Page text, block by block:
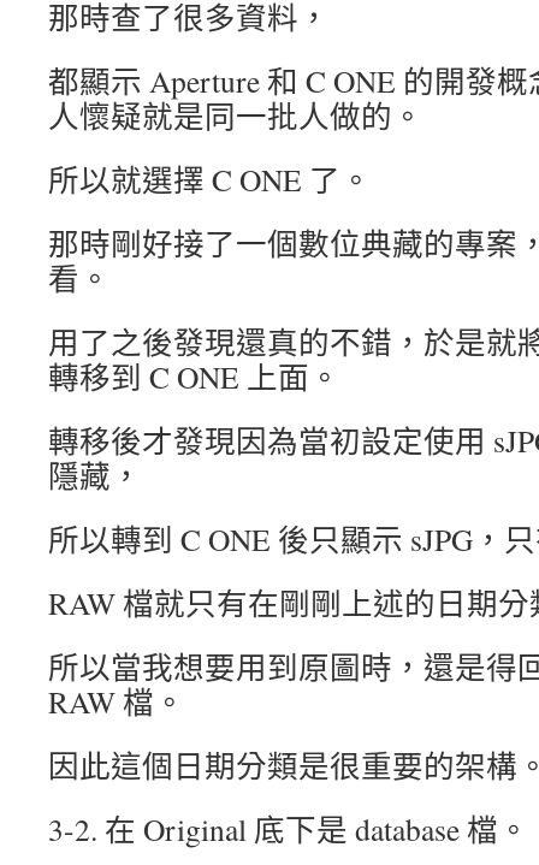
那時查了很多資料，
都顯示 Aperture 和 C ONE 的開發
人懷疑就是同一批人做的。
所以就選擇 C ONE 了。
那時剛好接了一個數位典藏的專案
看。
用了之後發現還真的不錯，於是就
轉移到 C ONE 上面。
轉移後才發現因為當初設定使用
隱藏，
所以轉到 C ONE 後只顯示 sJPG，
RAW 檔就只有在剛剛上述的日期
所以當我想要用到原圖時，還是得
RAW 檔。
因此這個日期分類是很重要的架構
3-2. 在 Original 底下是 database 檔。